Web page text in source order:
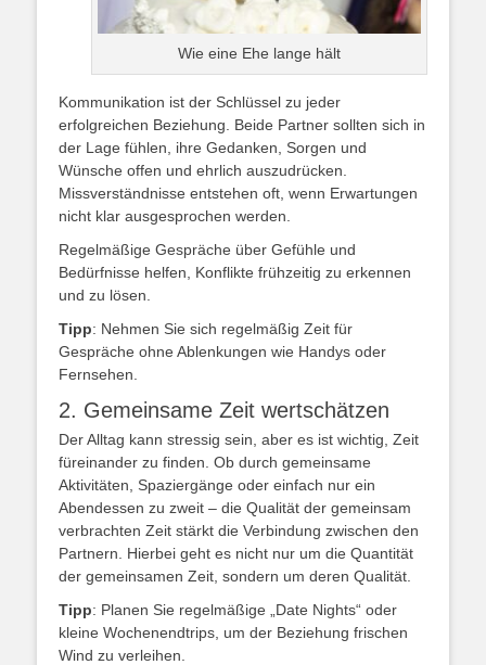
Wie eine Ehe lange hält
Kommunikation ist der Schlüssel zu jeder
erfolgreichen Beziehung. Beide Partner sollten sich in
der Lage fühlen, ihre Gedanken, Sorgen und
Wünsche offen und ehrlich auszudrücken.
Missverständnisse entstehen oft, wenn Erwartungen
nicht klar ausgesprochen werden.
Regelmäßige Gespräche über Gefühle und
Bedürfnisse helfen, Konflikte frühzeitig zu erkennen
und zu lösen.
Tipp: Nehmen Sie sich regelmäßig Zeit für
Gespräche ohne Ablenkungen wie Handys oder
Fernsehen.
2. Gemeinsame Zeit wertschätzen
Der Alltag kann stressig sein, aber es ist wichtig, Zeit
füreinander zu finden. Ob durch gemeinsame
Aktivitäten, Spaziergänge oder einfach nur ein
Abendessen zu zweit – die Qualität der gemeinsam
verbrachten Zeit stärkt die Verbindung zwischen den
Partnern. Hierbei geht es nicht nur um die Quantität
der gemeinsamen Zeit, sondern um deren Qualität.
Tipp: Planen Sie regelmäßige „Date Nights“ oder
kleine Wochenendtrips, um der Beziehung frischen
Wind zu verleihen.